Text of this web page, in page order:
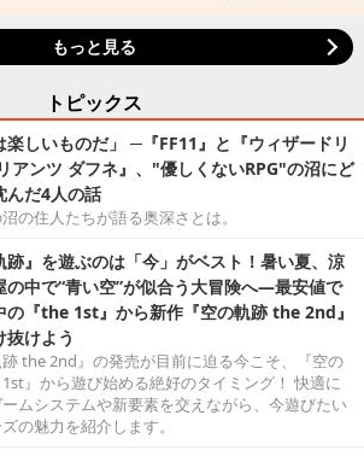
もっと見る
トピックス
楽しいものだ」 ─『FF11』と『ウィザードリ
アンツ ダフネ』、"優しくないRPG"の沼にど
んだ4人の話
の住人たちが語る奥深さとは。
跡』を遊ぶのは「今」がベスト！暑い夏、涼
の中で“青い空”が似合う大冒険へ―最安値で
の『the 1st』から新作『空の軌跡 the 2nd』
抜けよう
跡 the 2nd』の発売が目前に迫る今こそ、『空の
』から遊び始める絶好のタイミング！ 快適に
ムシステムや新要素を交えながら、今遊びたい
の魅力を紹介します。